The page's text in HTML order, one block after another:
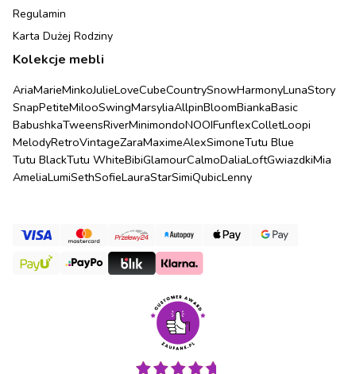
Regulamin
Karta Dużej Rodziny
Kolekcje mebli
AriaMarieMinkoJulieLoveCubeCountrySnowHarmonyLunaStory
SnapPetiteMilooSwingMarsyliaAllpinBloomBiankaBasic
BabushkaTweensRiverMinimondoNOOIFunflexColletLoopi
MelodyRetroVintageZaraMaximeAlexSimoneTutu Blue
Tutu BlackTutu WhiteBibiGlamourCalmoDaliaLoftGwiazdkiMia
AmeliaLumiSethSofieLauraStarSimiQubicLenny